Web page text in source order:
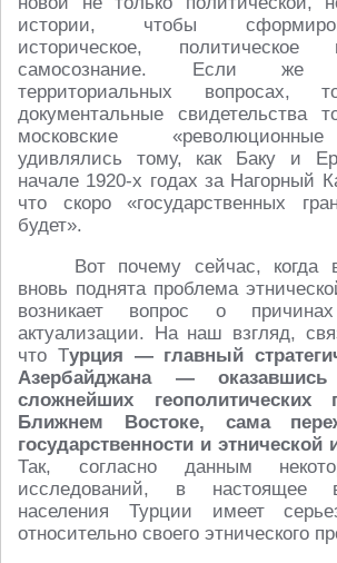
истории, чтобы
историческое,
самосознание. Если же
территориальных вопросах,
документальные свидетельства
московские
удивлялись тому, как Баку и
начале 1920-х годах за Нагорный
что скоро «государственных
будет».
Вот почему сейчас, когда
вновь поднята проблема
возникает вопрос о причинах
актуализации. На наш взгляд,
что Турция — главный
Азербайджана —
сложнейших геополитических
Ближнем Востоке, сама
государственности и этнической
Так, согласно данным
исследований, в настоящее
населения Турции имеет
относительно своего этнического